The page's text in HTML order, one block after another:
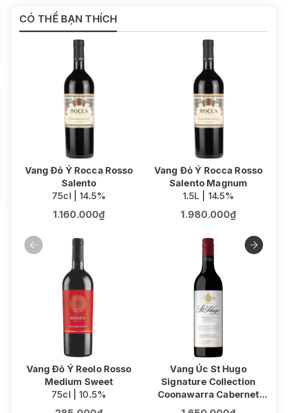
CÓ THỂ BẠN THÍCH
Vang Đỏ Ý Rocca Rosso
Salento
75cl | 14.5%
1.160.000₫
Vang Đỏ Ý Rocca Rosso
Salento Magnum
1.5L | 14.5%
1.980.000₫
Vang Đỏ Ý Reolo Rosso
Medium Sweet
75cl | 10.5%
Vang Úc St Hugo
Signature Collection
Coonawarra Cabernet
Sauvignon